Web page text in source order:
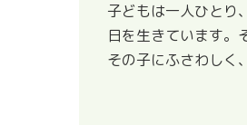
子どもは一人ひとり
日を生きています。
その子にふさわしく